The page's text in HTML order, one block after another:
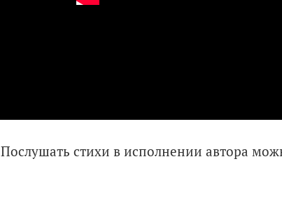
Послушать стихи в исполнении автора